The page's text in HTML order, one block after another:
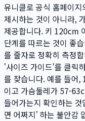
유니클로 공식 홈페이
제시하는 것이 아니라,
제공합니다. 키 120cm
단계를 따르는 것이 좋
를 줄자로 정확히 측정
'사이즈 가이드'를 클릭
를 찾습니다. 예를 들어
이고 가슴둘레가 57-
들어가는지 확인하는
면 어쩌지’ 하는 불안감